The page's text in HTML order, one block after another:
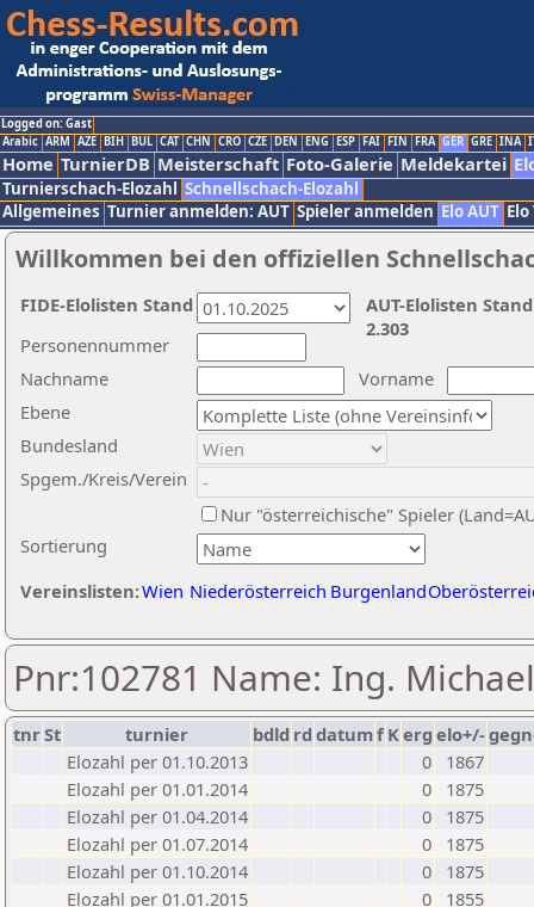
Logged on: Gast
Arabic ARM AZE BIH BUL CAT CHN CRO CZE DEN ENG ESP FAI FIN FRA GER GRE INA
Home TurnierDB Meisterschaft Foto-Galerie Meldekartei
Turnierschach-Elozahl Schnellschach-Elozahl
Allgemeines Turnier anmelden: AUT Spieler anmelden Elo AUT
Willkommen bei den offiziellen
Nachname
Vorname
Ebene
Sortierung
Personennummer
Bundesland
Spgem./Kreis/Verein
Nur "österreichische" Spieler
Vereinslisten:Wien Niederösterreich Burgenland
AUT-Elolisten
2.303
FIDE-Elolisten Stand
Pnr:102781 Name: Ing.
tnrSt turnier bdld rd datumf Kerg elo+/-
Elozahl per 01.10.2013
0
1867
Elozahl per 01.01.2014
0
1875
Elozahl per 01.04.2014
0
1875
Elozahl per 01.07.2014
0
1875
Elozahl per 01.10.2014
0
1875
Elozahl per 01.01.2015
0
1855